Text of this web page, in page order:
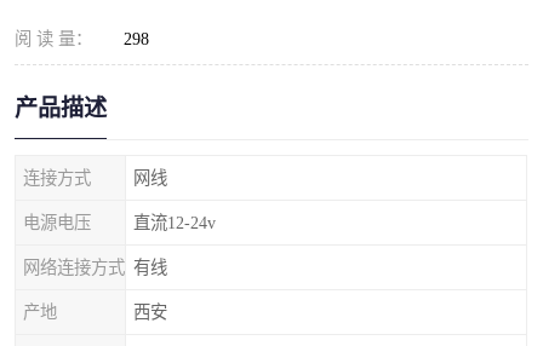
阅 读 量： 298
产品描述
连接方式 网线
电源电压 直流12-24v
网络连接方式 有线
产地 西安